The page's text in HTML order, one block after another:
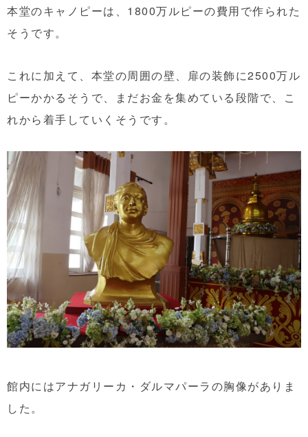
本堂のキャノピーは、1800万ルピーの費用で作られた
そうです。
これに加えて、本堂の周囲の壁、扉の装飾に2500万ル
ピーかかるそうで、まだお金を集めている段階で、こ
れから着手していくそうです。
館内にはアナガリーカ・ダルマパーラの胸像がありま
した。